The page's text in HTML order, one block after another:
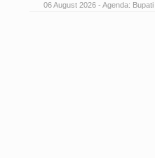
06 August 2026 - Agenda: Bupati